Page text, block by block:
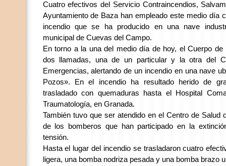
Cuatro efectivos del Servicio Contraincendios,
Ayuntamiento de Baza han empleado este medio día
incendio que se ha producido en una nave
municipal de Cuevas del Campo.
En torno a la una del medio día de hoy, el Cuerpo
dos llamadas, una de un particular y la otra del
Emergencias, alertando de un incendio en una nave
Pozos». En el incendio ha resultado herido de
trasladado con quemaduras hasta el Hospital
Traumatología, en Granada.
También tuvo que ser atendido en el Centro de Salud
de los bomberos que han participado en la
tensión.
Hasta el lugar del incendio se trasladaron cuatro
ligera, una bomba nodriza pesada y una bomba brazo